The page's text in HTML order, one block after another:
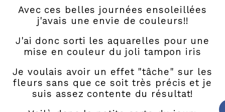
Avec ces belles journées ensoleillées
j'avais une envie de couleurs!!
J'ai donc sorti les aquarelles pour une
mise en couleur du joli tampon iris
Je voulais avoir un effet "tâche" sur les
fleurs sans que ce soit très précis et je
suis assez contente du résultat!